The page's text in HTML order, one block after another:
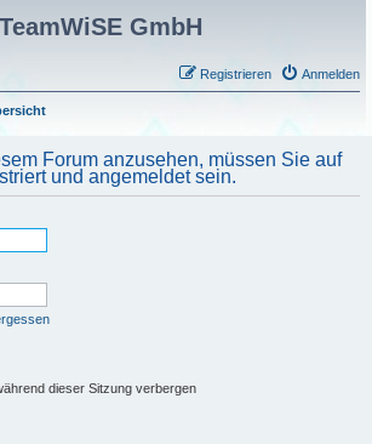
TeamWiSE GmbH
Anmelden
Registrieren
Forum anzusehen, müssen Sie auf
und angemeldet sein.
dieser Sitzung verbergen